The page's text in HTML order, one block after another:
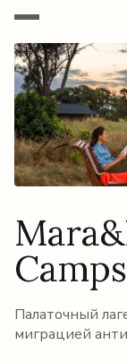
Camps
Палаточный
миграцией